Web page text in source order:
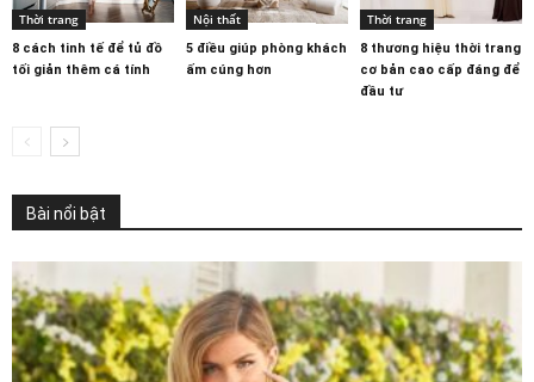
Thời trang
8 cách tinh tế để tủ đồ
tối giản thêm cá tính
Nội thất
5 điều giúp phòng khách
ấm cúng hơn
Thời trang
8 thương hiệu thời trang
cơ bản cao cấp đáng để
đầu tư
Bài nổi bật